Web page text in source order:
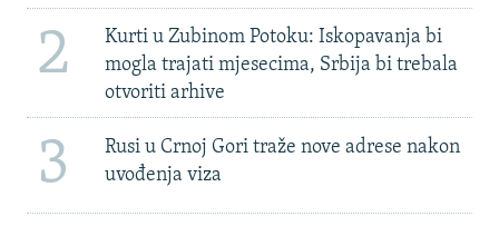
2
Kurti u Zubinom Potoku: Iskopavanja bi
mogla trajati mjesecima, Srbija bi trebala
otvoriti arhive
3
Rusi u Crnoj Gori traže nove adrese nakon
uvođenja viza